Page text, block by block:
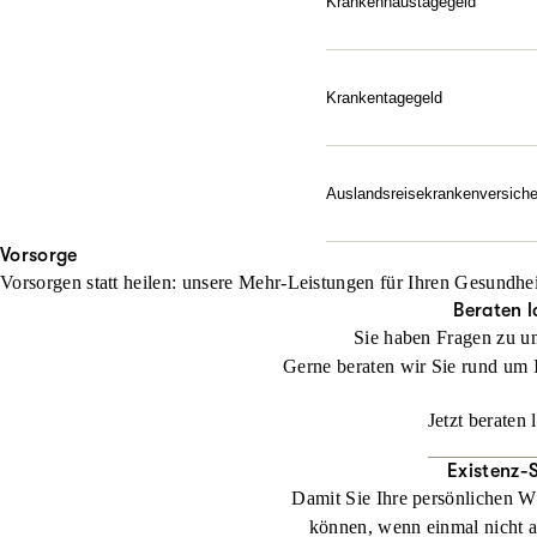
Jetzt konfigurieren
Ein
jeden Tag im
Jetzt konfigurieren
Krankentagegeld
abgesichert.
Jetzt konfigurieren
Vorsorge
Vorsorgen statt heilen: unsere Mehr-Leistungen für Ihren
Beraten
Sie haben Fragen zu
Gerne beraten wir Sie rund um
Jetzt beraten
Existenz-
Damit Sie Ihre persönlichen
können, wenn einmal nicht